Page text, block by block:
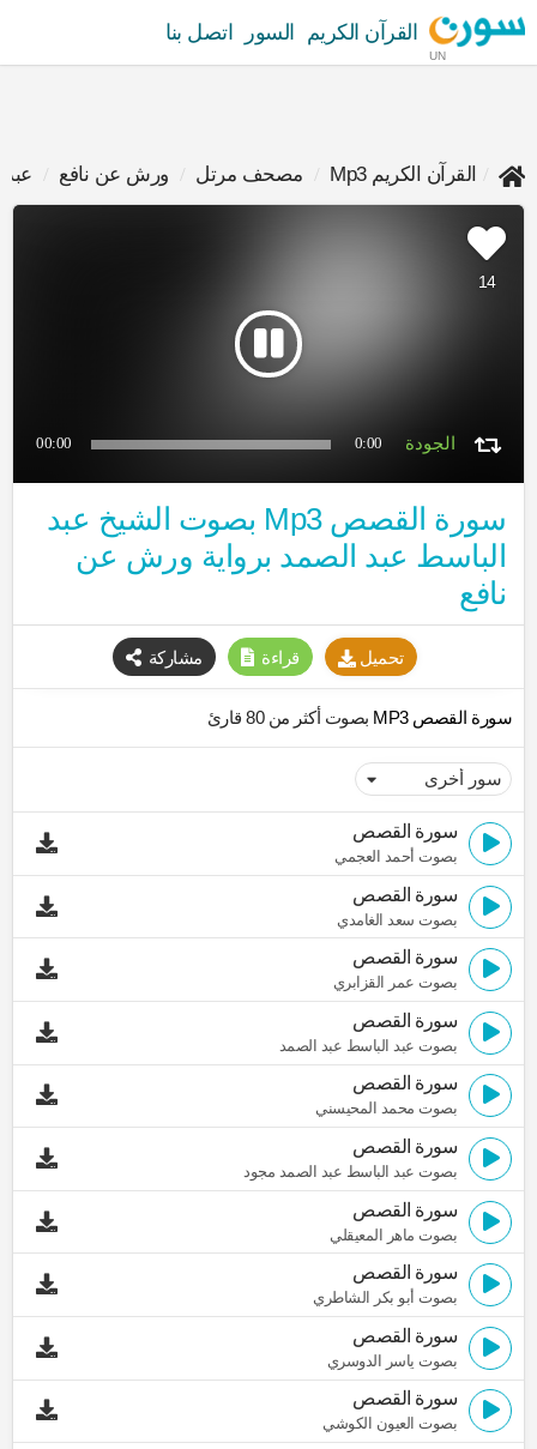
UN
القرآن الكريم السور اتصل بنا
القرآن الكريم Mp3 مصحف مرتل ورش عن نافع
14
00:00 0:00
سورة القصص Mp3 بصوت الشيخ عبد
الباسط عبد الصمد برواية ورش عن
نافع
تحميل قراءة مشاركة
سورة القصص MP3 بصوت أكثر من 80 قارئ
سورة القصص
بصوت أحمد العجمي
سورة القصص
بصوت سعد الغامدي
سورة القصص
بصوت عمر القزابري
سورة القصص
بصوت عبد الباسط عبد الصمد
سورة القصص
بصوت محمد المحيسني
سورة القصص
بصوت عبد الباسط عبد الصمد مجود
سورة القصص
بصوت ماهر المعيقلي
سورة القصص
بصوت أبو بكر الشاطري
سورة القصص
بصوت ياسر الدوسري
سورة القصص
بصوت العيون الكوشي